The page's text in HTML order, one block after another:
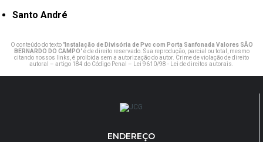
Santo André
O conteúdo do texto "Instalação de Divisória de Pvc com Porta Sanfonada Valores SÃO
BERNARDO DO CAMPO" é de direito reservado. Sua reprodução, parcial ou total, mesmo
citando nossos links, é proibida sem a autorização do autor. Crime de violação de direito
autoral – artigo 184 do Código Penal –
Lei 9610/98 - Lei de direitos autorais
ENDEREÇO